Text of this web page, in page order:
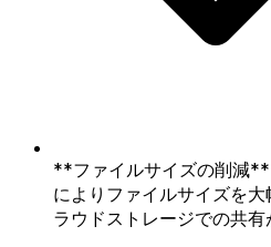
**ファイルサイズの削減
によりファイルサイズを
ラウドストレージでの共有